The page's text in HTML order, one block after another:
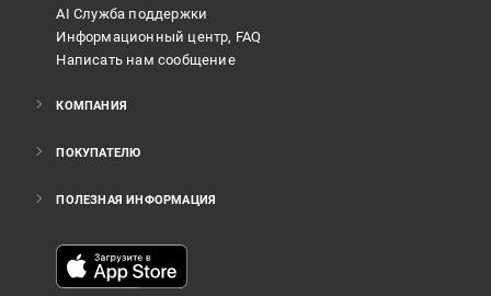
AI Служба поддержки
Информационный центр, FAQ
Написать нам сообщение
КОМПАНИЯ
ПОКУПАТЕЛЮ
ПОЛЕЗНАЯ ИНФОРМАЦИЯ